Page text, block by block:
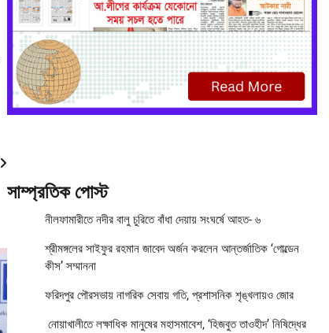
সাম্প্রতিক পোস্ট
নীলফামারীতে নদীর বালু চুরিতে বাঁধা দেয়ায় সংঘর্ষে আহত- ৬
শ্রীমঙ্গলের সাইফুর রহমান জাবেদ অর্জন করলেন আন্তর্জাতিক ‘গোল্ডেন
কীস’ সম্মাননা
ফরিদপুর পৌরসভায় নাগরিক সেবায় গতি, প্রশাসনিক শৃঙ্খলায়ও জোর
নোয়াখালীতে লক্ষাধিক মানুষের মহাসমাবেশ, ‘হিজবুত তাওহীদ’ নিষিদ্ধের